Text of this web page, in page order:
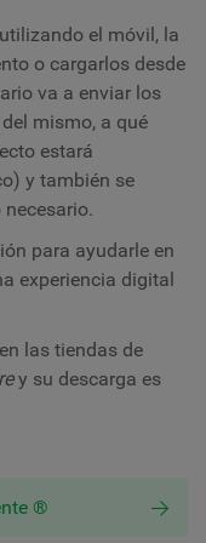
el móvil, la
o cargarlos desde
va a enviar los
mismo, a qué
estará
y también se
para ayudarle en
experiencia digital
las tiendas de
y su descarga es
®